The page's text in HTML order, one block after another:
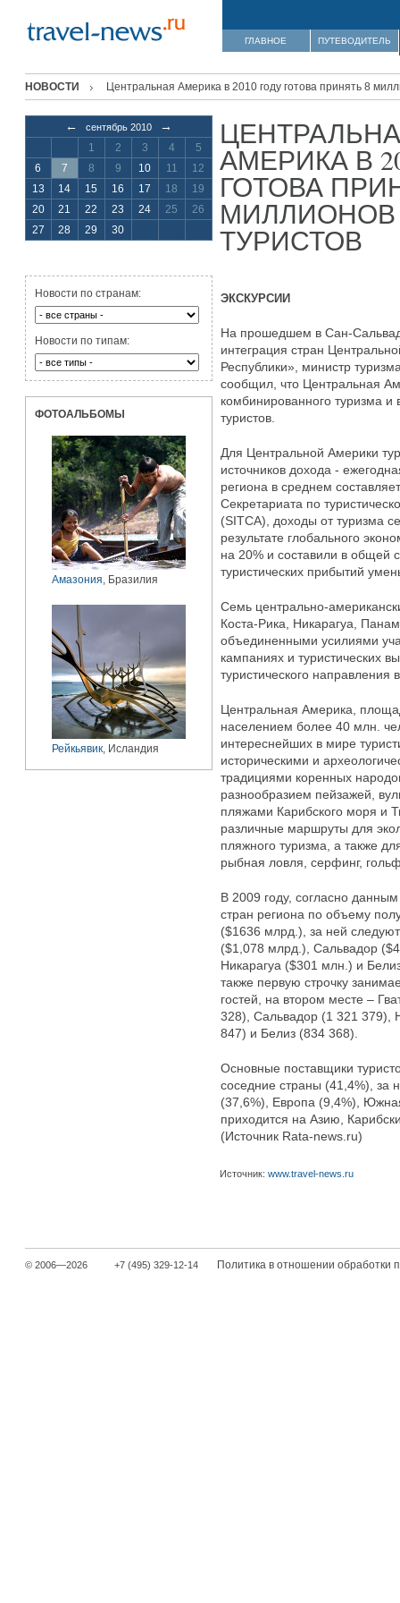
ГЛАВНОЕ ПУТЕВОДИТЕЛЬ
НОВОСТИ Центральная Америка в 2010 году готова принять 8
← сентябрь 2010 →
1 2 3 4
5
6
7 8 9 10 11
12
13
14 15 16 17 18
19
20
21 22 23 24 25
26
27
28 29 30
Новости по странам:
Новости по типам:
ФОТОАЛЬБОМЫ
Амазония, Бразилия
Рейкьявик, Исландия
АМЕРИКА В
ГОТОВА
МИЛЛИОНОВ
ТУРИСТОВ
ЭКСКУРСИИ
На прошедшем в Сан-
интеграция стран
Республики», министр
сообщил, что Центральная
комбинированного туризма и
туристов.
Для Центральной Америки
источников дохода -
региона в среднем
Секретариата по
(SITCA), доходы от туризма
результате глобального
на 20% и составили в общей
туристических прибытий
Семь центрально-
Коста-Рика, Никарагуа,
объединенными усилиями
кампаниях и туристических
туристического направления
Центральная Америка,
населением более 40 млн.
интереснейших в мире
историческими и
традициями коренных
разнообразием пейзажей,
пляжами Карибского моря и
различные маршруты для
пляжного туризма, а также
рыбная ловля, серфинг,
В 2009 году, согласно
стран региона по объему
($1636 млрд.), за ней
($1,078 млрд.), Сальвадор
Никарагуа ($301 млн.) и
также первую строчку
гостей, на втором месте –
328), Сальвадор (1 321 379),
847) и Белиз (834 368).
Основные поставщики
соседние страны (41,4%),
(37,6%), Европа (9,4%),
приходится на Азию,
(Источник Rata-news.ru)
Источник: www.travel-news.ru
© 2006—2026 +7 (495) 329-12-14 Политика в отношении обработки